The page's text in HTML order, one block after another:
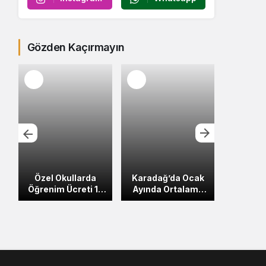
Gözden Kaçırmayın
Özel Okullarda
Öğrenim Ücreti 15
Bin Avroya Kadar
Karadağ’da Ocak
Ayında Ortalama
Maaşlar Düştü